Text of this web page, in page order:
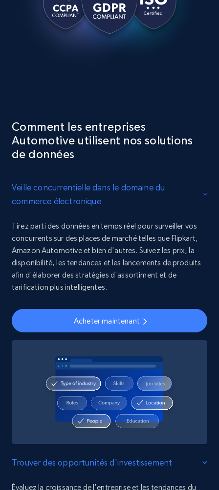
Comment les entreprises
Automotive utilisent nos solutions
de données
Veille concurrentielle dans le domaine du
commerce électronique
Tirez parti des données en temps réel pour surveiller vos
concurrents sur des places de marché telles que Flipkart,
Amazon Automotive et bien d'autres. Suivez les prix, la
disponibilité, les tendances et les lancements de produits
afin d'élaborer des stratégies d'assortiment et de
tarification plus intelligentes.
Acheter maintenant
Trouver des opportunités d'investissement
Évaluez la croissance de l'entreprise et les tendances du